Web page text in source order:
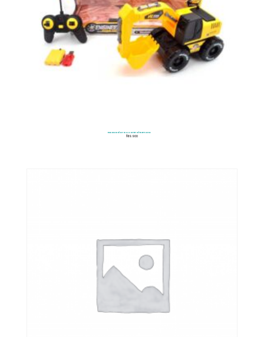
Excavadora A Control Remoto
$119.900